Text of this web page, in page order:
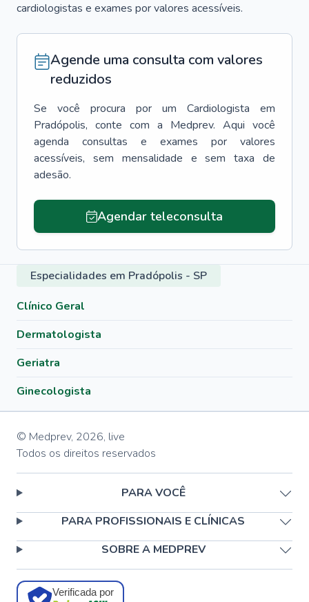
cardiologistas e exames por valores acessíveis.
Agende uma consulta com valores
reduzidos
Se você procura por um Cardiologista
em
Pradópolis, conte com a Medprev. Aqui você
agenda consultas e exames por valores
acessíveis, sem mensalidade e sem taxa de
adesão.
Agendar teleconsulta
Especialidades em Pradópolis - SP
Clínico Geral
Dermatologista
Geriatra
Ginecologista
© Medprev, 2026, live
Todos os direitos reservados
PARA VOCÊ
PARA PROFISSIONAIS E CLÍNICAS
SOBRE A MEDPREV
Verificada por